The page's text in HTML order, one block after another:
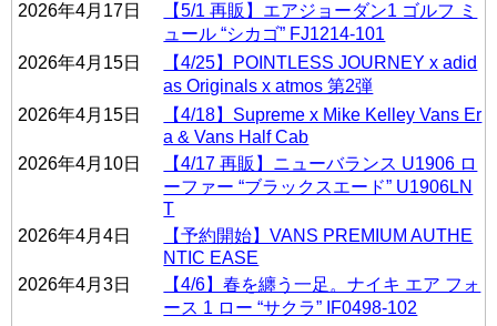
2026年4月17日
【5/1 再販】エアジョーダン1 ゴルフ ミ
ュール “シカゴ” FJ1214-101
2026年4月15日
【4/25】POINTLESS JOURNEY x adid
as Originals x atmos 第2弾
2026年4月15日
【4/18】Supreme x Mike Kelley Vans Er
a & Vans Half Cab
2026年4月10日
【4/17 再販】ニューバランス U1906 ロ
ーファー “ブラックスエード” U1906LN
T
2026年4月4日
【予約開始】VANS PREMIUM AUTHE
NTIC EASE
2026年4月3日
【4/6】春を纏う一足。ナイキ エア フォ
ース 1 ロー “サクラ” IF0498-102